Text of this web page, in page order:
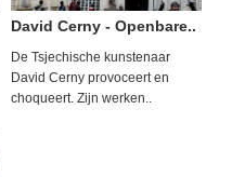
David Cerny - Openbare..
De Tsjechische kunstenaar
David Cerny provoceert en
choqueert. Zijn werken..